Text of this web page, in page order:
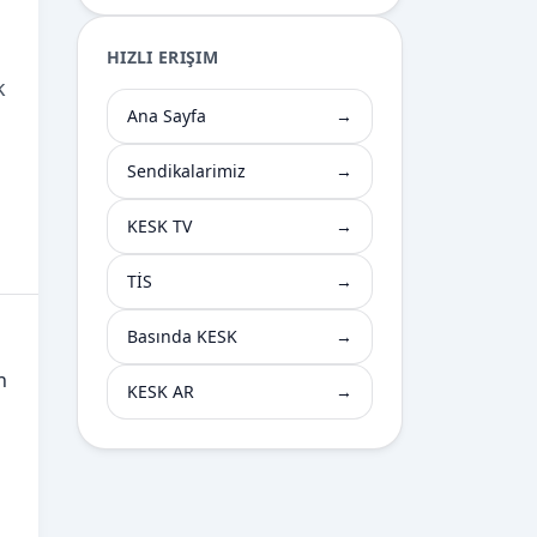
HIZLI ERIŞIM
Ana Sayfa →
Sendikalarimiz →
KESK TV →
TİS →
Basında KESK →
KESK AR →